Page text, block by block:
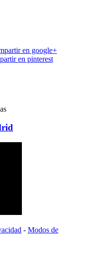
- Modos de